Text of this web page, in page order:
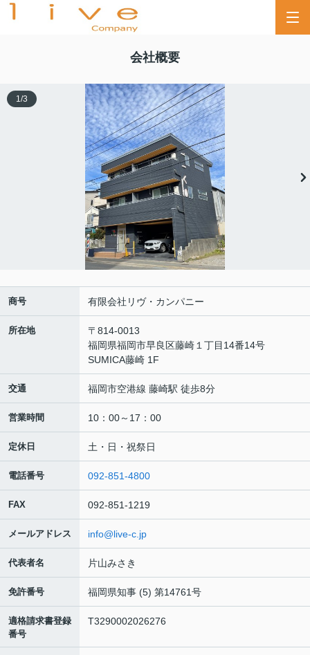
会社概要
1/3
商号 有限会社リヴ・カンパニー
所在地
〒814-0013
福岡県福岡市早良区藤崎１丁目14番14号
SUMICA藤崎 1F
交通 福岡市空港線 藤崎駅 徒歩8分
営業時間 10：00～17：00
定休日 土・日・祝祭日
電話番号 092-851-4800
FAX 092-851-1219
メールアドレス info@live-c.jp
代表者名 片山みさき
免許番号 福岡県知事 (5) 第14761号
適格請求書登録
番号
T3290002026276